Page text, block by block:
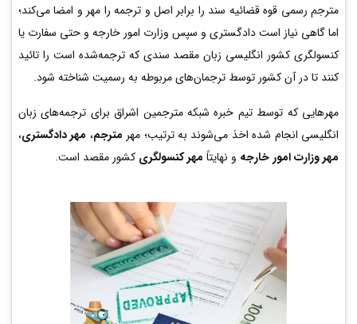
مترجم رسمی قوه قضائیه سند را برابر اصل و ترجمه را مهر و امضا می‌کند؛
اما گاهی نیاز است دادگستری و سپس وزارت امور خارجه و حتی سفارت یا
کنسولگری کشور انگلیسی زبان مقصد سندی که ترجمه‌شده است را تائید
کنند تا در آن کشور توسط ترجمان‌های مربوطه به رسمیت شناخته شود.
مهرهایی که توسط تیم خبره شبکه مترجمین اشراق برای ترجمه‌های زبان
انگلیسی انجام شده اخذ می‌شوند به ترتیب؛ مهر مترجم، مهر دادگستری،
مهر وزارت امور خارجه و نهایتاً مهر کنسولگری کشور مقصد است.